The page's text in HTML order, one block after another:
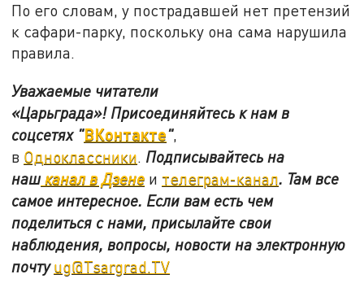
По его словам, у пострадавшей нет претензий
к сафари-парку, поскольку она сама нарушила
правила.
Уважаемые читатели
«Царьграда»! Присоединяйтесь к нам в
соцсетях "ВКонтакте",
в Одноклассники. Подписывайтесь на
нашканал в Дзене и телеграм-канал. Там все
самое интересное. Если вам есть чем
поделиться с нами, присылайте свои
наблюдения, вопросы, новости на электронную
почтуug@Tsargrad.TV